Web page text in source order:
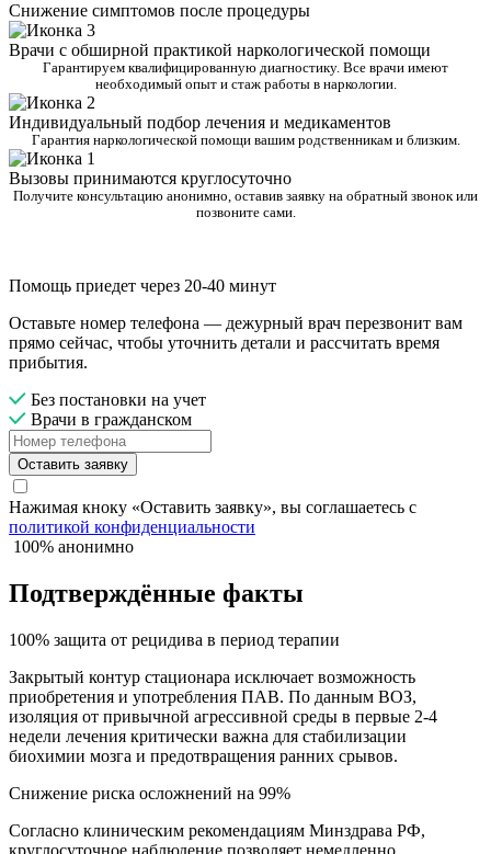
Снижение симптомов после процедуры
Врачи с обширной практикой наркологической помощи
Гарантируем квалифицированную диагностику. Все врачи имеют
необходимый опыт и стаж работы в наркологии.
Индивидуальный подбор лечения и медикаментов
Гарантия наркологической помощи вашим родственникам и близким.
Вызовы принимаются круглосуточно
Получите консультацию анонимно, оставив заявку на обратный звонок или
позвоните сами.
Помощь приедет через 20-40 минут
Оставьте номер телефона — дежурный врач перезвонит вам
прямо сейчас, чтобы уточнить детали и рассчитать время
прибытия.
Без постановки на учет
Врачи в гражданском
Оставить заявку
Нажимая кноку «Оставить заявку», вы соглашаетесь с
политикой конфиденциальности
100% анонимно
Подтверждённые факты
100% защита от рецидива в период терапии
Закрытый контур стационара исключает возможность
приобретения и употребления ПАВ. По данным ВОЗ,
изоляция от привычной агрессивной среды в первые 2-4
недели лечения критически важна для стабилизации
биохимии мозга и предотвращения ранних срывов.
Снижение риска осложнений на 99%
Согласно клиническим рекомендациям Минздрава РФ,